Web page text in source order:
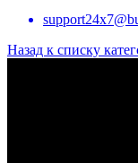
Назад к списку